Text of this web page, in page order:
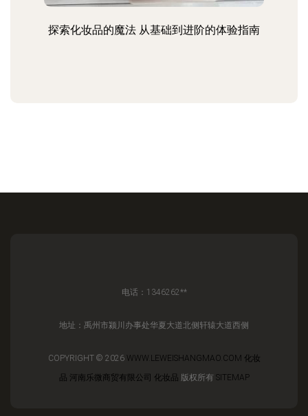
探索化妆品的魔法 从基础到进阶的体验指南
电话：1346262**
地址：禹州市颍川办事处华夏大道北侧轩辕大道西侧
COPYRIGHT © 2026 WWW.LEWEISHANGMAO.COM 化妆
品 河南乐微商贸有限公司 化妆品 版权所有 SITEMAP